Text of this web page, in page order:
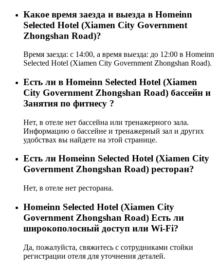
Какое время заезда и выезда в Homeinn
Selected Hotel (Xiamen City Government
Zhongshan Road)?
Время заезда: с 14:00, а время выезда: до 12:00 в Homeinn
Selected Hotel (Xiamen City Government Zhongshan Road).
Есть ли в Homeinn Selected Hotel (Xiamen
City Government Zhongshan Road) бассейн и
Занятия по фитнесу ?
Нет, в отеле нет бассейна или тренажерного зала.
Информацию о бассейне и тренажерный зал и других
удобствах вы найдете на этой странице.
Eсть ли Homeinn Selected Hotel (Xiamen City
Government Zhongshan Road) ресторан?
Нет, в отеле нет ресторана.
Homeinn Selected Hotel (Xiamen City
Government Zhongshan Road) Есть ли
широкополосный доступ или Wi-Fi?
Да, пожалуйста, свяжитесь с сотрудниками стойки
регистрации отеля для уточнения деталей.